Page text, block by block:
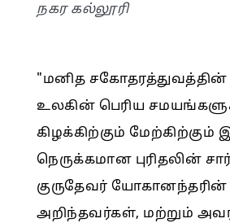
நகர கல்லூரி
"மனித சகோதரத்துவத்தின்
உலகின் பெரிய
கிழக்கிற்கும் மேற்கிற்கும்
நெருக்கமான புரிதலின்
குருதேவர்
அறிந்தவர்கள், மற்றும்